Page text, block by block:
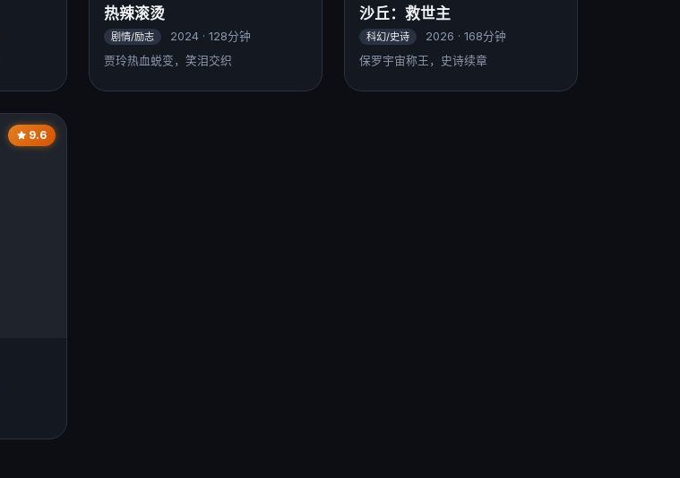
热辣滚烫
剧情/励志
2024 · 128分钟
贾玲热血蜕变，笑泪交织
沙丘：救世主
科幻/史诗
2026 · 168分钟
保罗宇宙称王，史诗续章
9.6